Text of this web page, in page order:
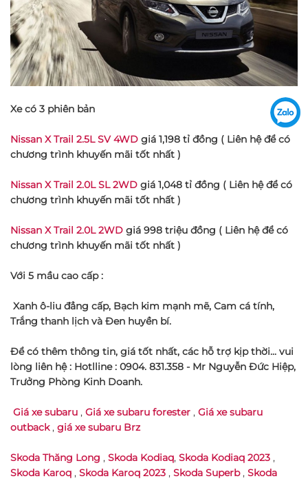
Xe có 3 phiên bản
Nissan X Trail 2.5L SV 4WD giá 1,198 tỉ đồng ( Liên hệ để có
chương trình khuyến mãi tốt nhất )
Nissan X Trail 2.0L SL 2WD giá 1,048 tỉ đồng ( Liên hệ để có
chương trình khuyến mãi tốt nhất )
Nissan X Trail 2.0L 2WD giá 998 triệu đồng ( Liên hệ để có
chương trình khuyến mãi tốt nhất )
Với 5 mầu cao cấp :
Xanh ô-liu đẳng cấp, Bạch kim mạnh mẽ, Cam cá tính,
Trắng thanh lịch và Đen huyền bí.
Để có thêm thông tin, giá tốt nhất, các hỗ trợ kịp thời... vui
lòng liên hệ : Hotlline : 0904. 831.358 - Mr Nguyễn Đức Hiệp,
Trưởng Phòng Kinh Doanh.
Giá xe subaru , Giá xe subaru forester , Giá xe subaru
outback, giá xe subaru Brz
Skoda Thăng Long , Skoda Kodiaq, Skoda Kodiaq 2023 ,
Skoda Karoq , Skoda Karoq 2023 , Skoda Superb, Skoda